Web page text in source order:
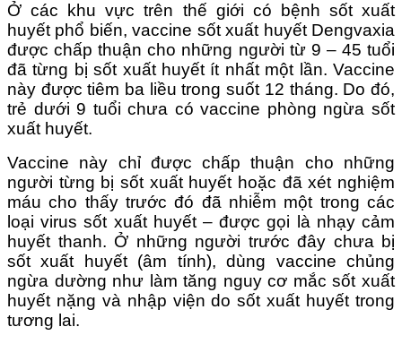
Ở các khu vực trên thế giới có bệnh sốt xuất
huyết phổ biến, vaccine sốt xuất huyết Dengvaxia
được chấp thuận cho những người từ 9 – 45 tuổi
đã từng bị sốt xuất huyết ít nhất một lần. Vaccine
này được tiêm ba liều trong suốt 12 tháng. Do đó,
trẻ dưới 9 tuổi chưa có vaccine phòng ngừa sốt
xuất huyết.
Vaccine này chỉ được chấp thuận cho những
người từng bị sốt xuất huyết hoặc đã xét nghiệm
máu cho thấy trước đó đã nhiễm một trong các
loại virus sốt xuất huyết – được gọi là nhạy cảm
huyết thanh. Ở những người trước đây chưa bị
sốt xuất huyết (âm tính), dùng vaccine chủng
ngừa dường như làm tăng nguy cơ mắc sốt xuất
huyết nặng và nhập viện do sốt xuất huyết trong
tương lai.